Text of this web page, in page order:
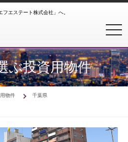
エステート株式会社」へ。
ぶ投資用物件
物件
千葉県